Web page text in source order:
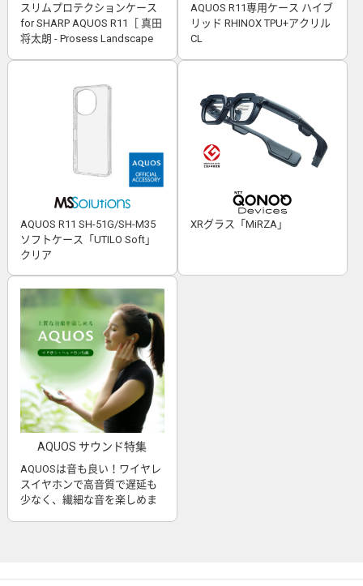
スリムプロテクションケース
for SHARP AQUOS R11［ 真田
将太朗 - Prosess Landscape
AQUOS R11専用ケース ハイブ
リッド RHINOX TPU+アクリル
CL
AQUOS R11 SH-51G/SH-M35
ソフトケース「UTILO Soft」
クリア
XRグラス「MiRZA」
AQUOS サウンド特集
AQUOSは音も良い！ワイヤレ
スイヤホンで高音質で遅延も
少なく、繊細な音を楽しめま